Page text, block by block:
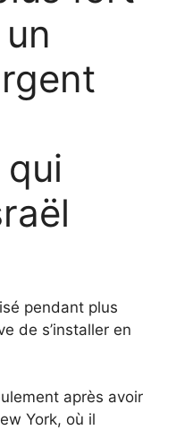
pendant plus
de s’installer en
après avoir
York, où il